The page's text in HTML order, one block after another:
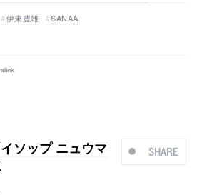
伊東豊雄 SANAA
SHARE
ソップ ニュウマ